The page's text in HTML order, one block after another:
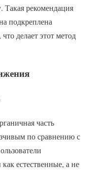
Такая рекомендация
подкреплена
делает этот метод
часть
по сравнению с
естественные, а не